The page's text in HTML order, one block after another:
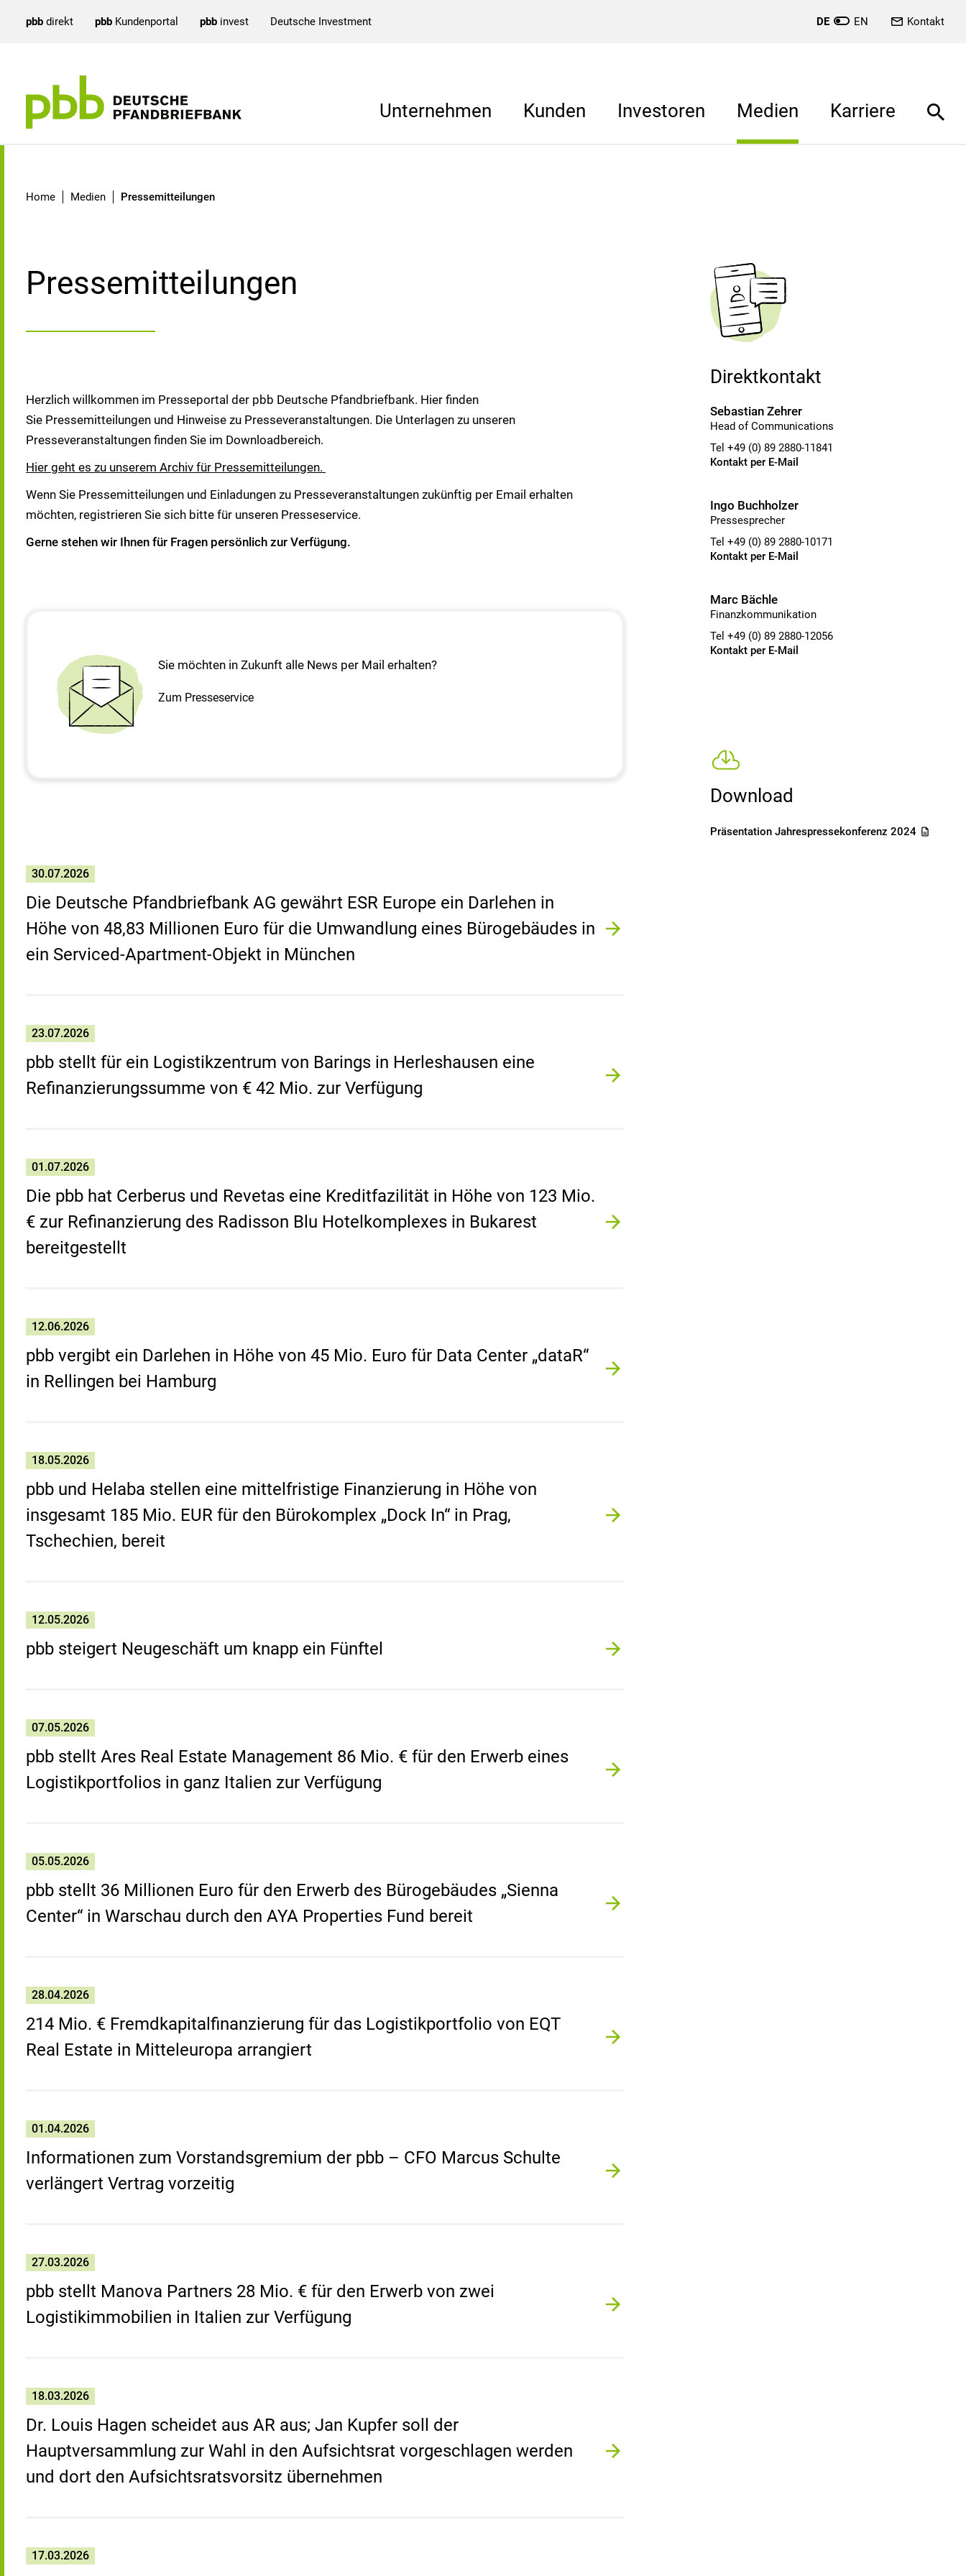
pbb direkt pbb Kundenportal pbb invest Deutsche Investment DE EN Kontakt
Unternehmen Kunden Investoren Medien Karriere
Home Medien Pressemitteilungen
Pressemitteilungen
Herzlich willkommen im Presseportal der pbb Deutsche Pfandbriefbank. Hier finden
Sie Pressemitteilungen und Hinweise zu Presseveranstaltungen. Die Unterlagen zu unseren
Presseveranstaltungen finden Sie im Downloadbereich.
Hier geht es zu unserem Archiv für Pressemitteilungen.
Wenn Sie Pressemitteilungen und Einladungen zu Presseveranstaltungen zukünftig per Email erhalten
möchten, registrieren Sie sich bitte für unseren Presseservice.
Gerne stehen wir Ihnen für Fragen persönlich zur Verfügung.
Sie möchten in Zukunft alle News per Mail erhalten?
Zum Presseservice
30.07.2026
Die Deutsche Pfandbriefbank AG gewährt ESR Europe ein Darlehen in
Höhe von 48,83 Millionen Euro für die Umwandlung eines Bürogebäudes in
ein Serviced-Apartment-Objekt in München
23.07.2026
pbb stellt für ein Logistikzentrum von Barings in Herleshausen eine
Refinanzierungssumme von € 42 Mio. zur Verfügung
01.07.2026
Die pbb hat Cerberus und Revetas eine Kreditfazilität in Höhe von 123 Mio.
€ zur Refinanzierung des Radisson Blu Hotelkomplexes in Bukarest
bereitgestellt
12.06.2026
pbb vergibt ein Darlehen in Höhe von 45 Mio. Euro für Data Center „dataR“
in Rellingen bei Hamburg
18.05.2026
pbb und Helaba stellen eine mittelfristige Finanzierung in Höhe von
insgesamt 185 Mio. EUR für den Bürokomplex „Dock In“ in Prag,
Tschechien, bereit
12.05.2026
pbb steigert Neugeschäft um knapp ein Fünftel
07.05.2026
pbb stellt Ares Real Estate Management 86 Mio. € für den Erwerb eines
Logistikportfolios in ganz Italien zur Verfügung
05.05.2026
pbb stellt 36 Millionen Euro für den Erwerb des Bürogebäudes „Sienna
Center“ in Warschau durch den AYA Properties Fund bereit
28.04.2026
214 Mio. € Fremdkapitalfinanzierung für das Logistikportfolio von EQT
Real Estate in Mitteleuropa arrangiert
01.04.2026
Informationen zum Vorstandsgremium der pbb – CFO Marcus Schulte
verlängert Vertrag vorzeitig
27.03.2026
pbb stellt Manova Partners 28 Mio. € für den Erwerb von zwei
Logistikimmobilien in Italien zur Verfügung
18.03.2026
Dr. Louis Hagen scheidet aus AR aus; Jan Kupfer soll der
Hauptversammlung zur Wahl in den Aufsichtsrat vorgeschlagen werden
und dort den Aufsichtsratsvorsitz übernehmen
17.03.2026
Direktkontakt
Sebastian Zehrer
Head of Communications
Tel +49 (0) 89 2880-11841
Kontakt per E-Mail
Ingo Buchholzer
Pressesprecher
Tel +49 (0) 89 2880-10171
Kontakt per E-Mail
Marc Bächle
Finanzkommunikation
Tel +49 (0) 89 2880-12056
Kontakt per E-Mail
Download
Präsentation Jahrespressekonferenz 2024